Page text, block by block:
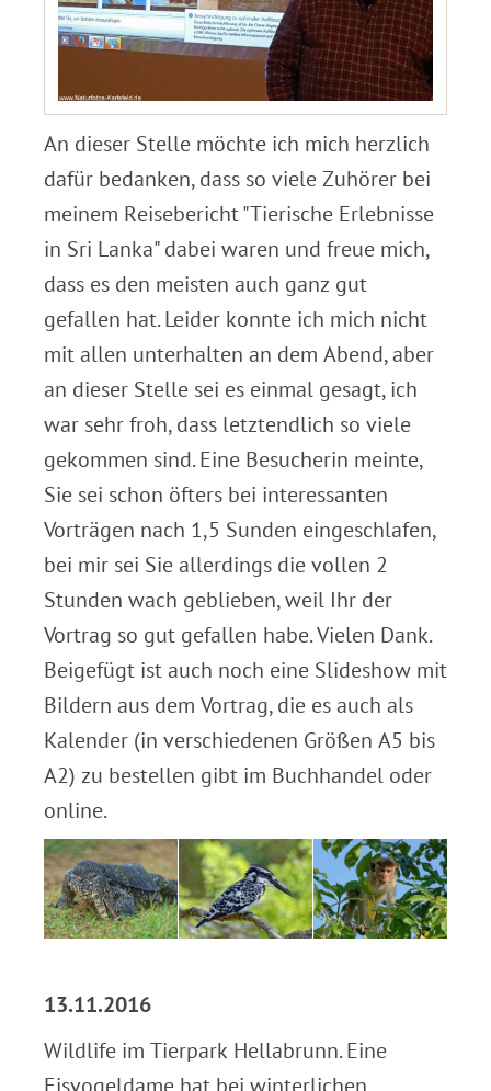
An dieser Stelle möchte ich mich herzlich
dafür bedanken, dass so viele Zuhörer bei
meinem Reisebericht "Tierische Erlebnisse
in Sri Lanka" dabei waren und freue mich,
dass es den meisten auch ganz gut
gefallen hat. Leider konnte ich mich nicht
mit allen unterhalten an dem Abend, aber
an dieser Stelle sei es einmal gesagt, ich
war sehr froh, dass letztendlich so viele
gekommen sind. Eine Besucherin meinte,
Sie sei schon öfters bei interessanten
Vorträgen nach 1,5 Sunden eingeschlafen,
bei mir sei Sie allerdings die vollen 2
Stunden wach geblieben, weil Ihr der
Vortrag so gut gefallen habe. Vielen Dank.
Beigefügt ist auch noch eine Slideshow mit
Bildern aus dem Vortrag, die es auch als
Kalender (in verschiedenen Größen A5 bis
A2) zu bestellen gibt im Buchhandel oder
online.
13.11.2016
Wildlife im Tierpark Hellabrunn. Eine